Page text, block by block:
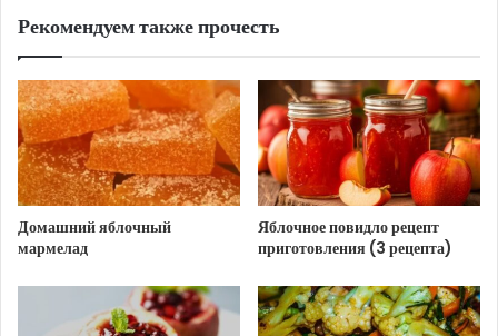
Конечно, для полноценного эффекта важно вести
здоровый образ жизни в целом, включая
правильное питание, физическую активность и
эмоциональное благополучие.
Кроме того, яблоки содержат природные
флавоноиды, которые способствуют улучшению
важно для поддержания сексуальной функции.
Рекомендуем также прочесть
Домашний яблочный
мармелад
Яблочное повидло рецепт
приготовления (3 рецепта)